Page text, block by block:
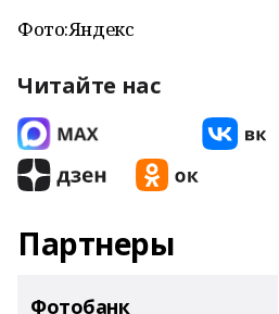
Фото:Яндекс
Читайте нас
Партнеры
Фотобанк